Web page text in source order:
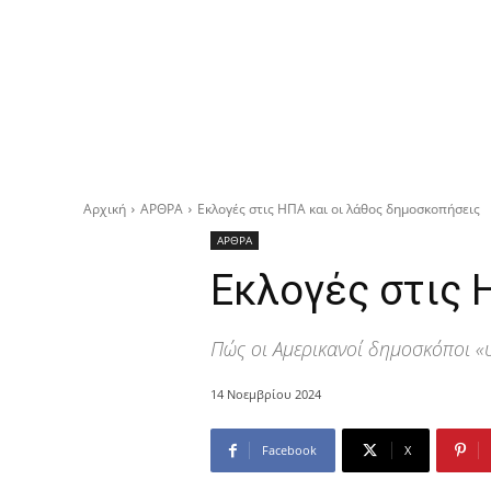
Αρχική ΑΡΘΡΑ Εκλογές στις ΗΠΑ και οι λάθος δημοσκοπήσεις
ΑΡΘΡΑ
Εκλογές στις
Πώς οι Αμερικανοί δημοσκόποι
14 Νοεμβρίου 2024
Facebook X